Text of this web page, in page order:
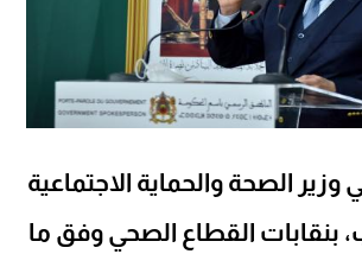
وزير الصحة والحماية الاجتماعية
بنقابات القطاع الصحي وفق ما